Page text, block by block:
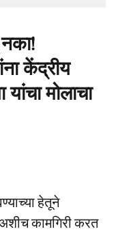
केंद्रीय
मोलाचा
हेतूने
कामगिरी करत